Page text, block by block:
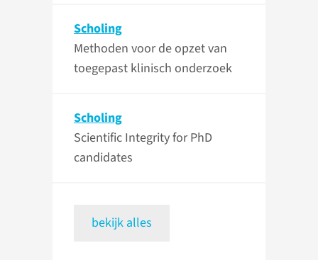
Scholing
Methoden voor de opzet van
toegepast klinisch onderzoek
Scholing
Scientific Integrity for PhD
candidates
bekijk alles